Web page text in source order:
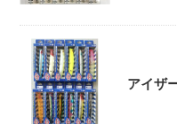
アイザ